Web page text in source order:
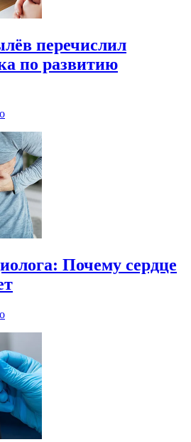
перечислил
по развитию
Почему сердце